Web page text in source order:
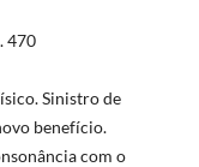
470
Sinistro de
benefício.
com o